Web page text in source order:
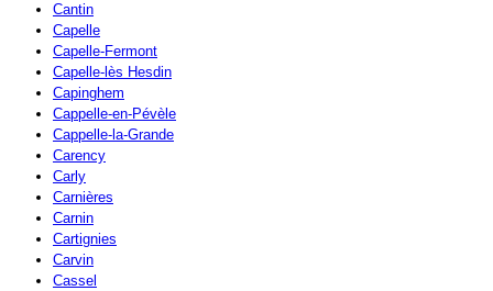
Cantin
Capelle
Capelle-Fermont
Capelle-lès Hesdin
Capinghem
Cappelle-en-Pévèle
Cappelle-la-Grande
Carency
Carly
Carnières
Carnin
Cartignies
Carvin
Cassel